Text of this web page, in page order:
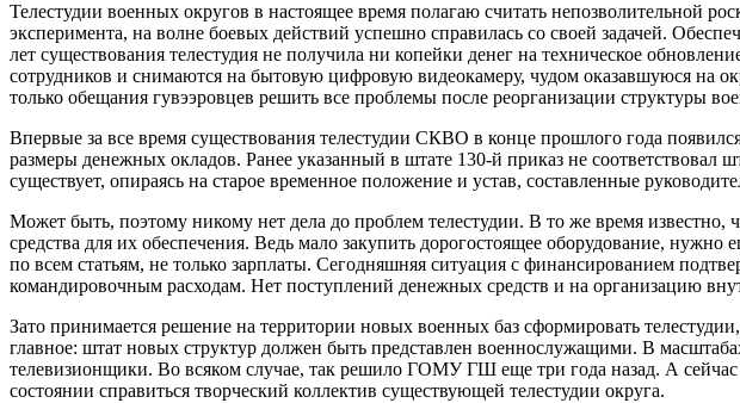
Телестудии военных округов в настоящее время полагаю считать непозволительной
эксперимента, на волне боевых действий успешно справилась со своей задачей.
лет существования телестудия не получила ни копейки денег на техническое
сотрудников и снимаются на бытовую цифровую видеокамеру, чудом оказавшуюся
только обещания гувээровцев решить все проблемы после реорганизации структуры
Впервые за все время существования телестудии СКВО в конце прошлого года
размеры денежных окладов. Ранее указанный в штате 130-й приказ не соответствовал
существует, опираясь на старое временное положение и устав, составленные
Может быть, поэтому никому нет дела до проблем телестудии. В то же время
средства для их обеспечения. Ведь мало закупить дорогостоящее оборудование,
по всем статьям, не только зарплаты. Сегодняшняя ситуация с финансированием
командировочным расходам. Нет поступлений денежных средств и на организацию
Зато принимается решение на территории новых военных баз сформировать
главное: штат новых структур должен быть представлен военнослужащими. В
телевизионщики. Во всяком случае, так решило ГОМУ ГШ еще три года назад. А сейчас
состоянии справиться творческий коллектив существующей телестудии округа.